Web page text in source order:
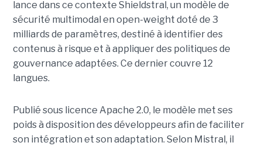
lance dans ce contexte Shieldstral, un modèle de
sécurité multimodal en open-weight doté de 3
milliards de paramètres, destiné à identifier des
contenus à risque et à appliquer des politiques de
gouvernance adaptées. Ce derniercouvre 12
langues.
Publié sous licence Apache 2.0, le modèle met ses
poids à disposition des développeurs afin de faciliter
son intégration et son adaptation. Selon Mistral, il